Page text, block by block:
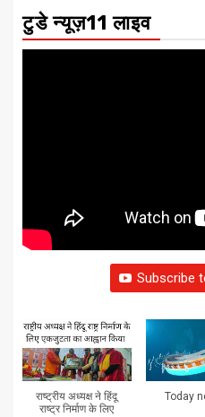
टुडे न्यूज़11 लाइव
Subscribe
राष्ट्रीय अध्यक्ष ने हिंदू
राष्ट्र निर्माण के लिए
Today